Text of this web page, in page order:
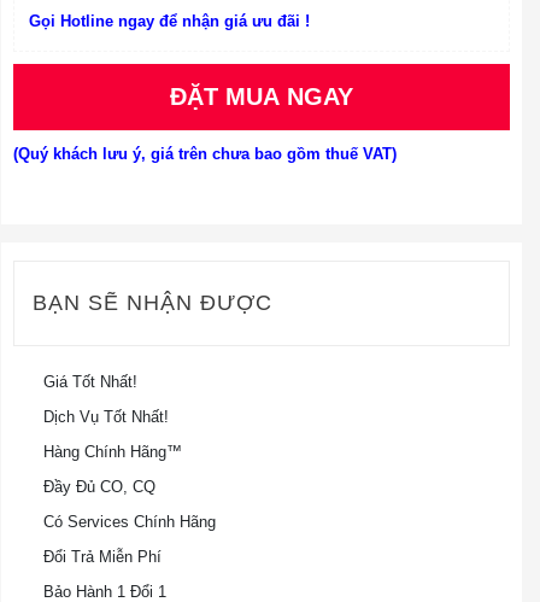
Gọi Hotline ngay để nhận giá ưu đãi !
ĐẶT MUA NGAY
(Quý khách lưu ý, giá trên chưa bao gồm thuế VAT)
BẠN SẼ NHẬN ĐƯỢC
Giá Tốt Nhất!
Dịch Vụ Tốt Nhất!
Hàng Chính Hãng™
Đầy Đủ CO, CQ
Có Services Chính Hãng
Đổi Trả Miễn Phí
Bảo Hành 1 Đổi 1